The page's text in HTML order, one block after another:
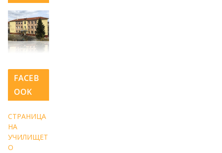
FACEB
OOK
СТРАНИЦА
НА
УЧИЛИЩЕТ
О